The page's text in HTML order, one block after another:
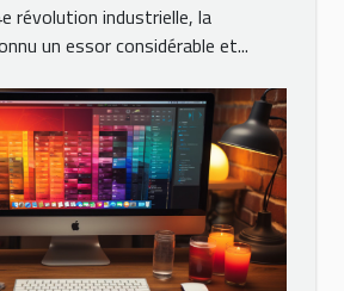
révolution industrielle, la
un essor considérable et...